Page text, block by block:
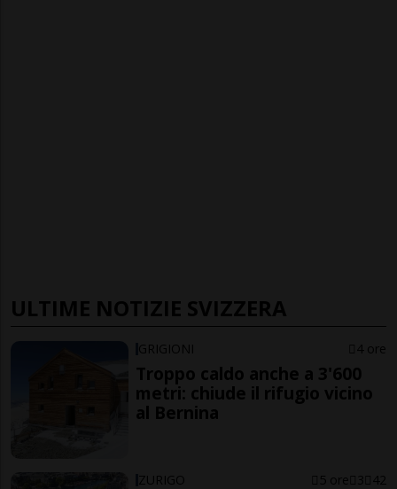
ULTIME NOTIZIE SVIZZERA
GRIGIONI 4 ore
Troppo caldo anche a 3'600
metri: chiude il rifugio vicino
al Bernina
ZURIGO 5 ore 3 42